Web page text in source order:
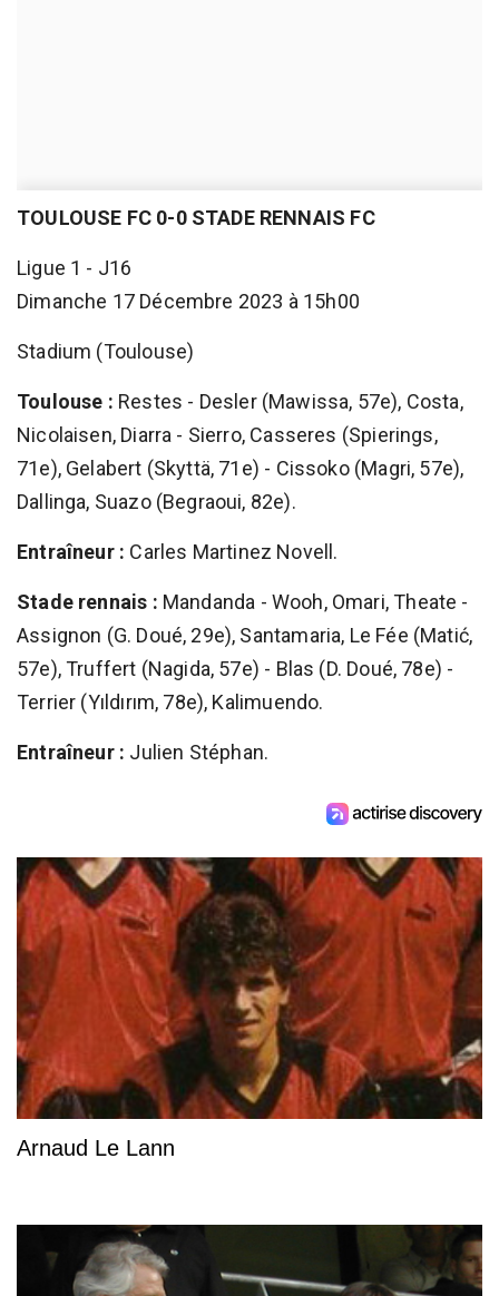
TOULOUSE FC 0-0 STADE RENNAIS FC
Ligue 1 - J16
Dimanche 17 Décembre 2023 à 15h00
Stadium (Toulouse)
Toulouse : Restes - Desler (Mawissa, 57e), Costa,
Nicolaisen, Diarra - Sierro, Casseres (Spierings,
71e), Gelabert (Skyttä, 71e) - Cissoko (Magri, 57e),
Dallinga, Suazo (Begraoui, 82e).
Entraîneur : Carles Martinez Novell.
Stade rennais : Mandanda - Wooh, Omari, Theate -
Assignon (G. Doué, 29e), Santamaria, Le Fée (Matić,
57e), Truffert (Nagida, 57e) - Blas (D. Doué, 78e) -
Terrier (Yıldırım, 78e), Kalimuendo.
Entraîneur : Julien Stéphan.
Arnaud Le Lann